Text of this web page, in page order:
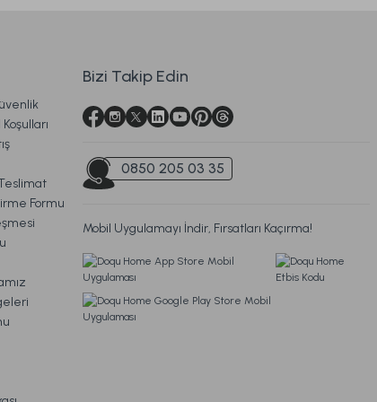
TL
Ücretsiz Kargo
+ Şapka Siyah
Formu
Bizi Takip Edin
0850 205 03 35
Mobil Uygulamayı İndir, Fırsatları Kaçırma!